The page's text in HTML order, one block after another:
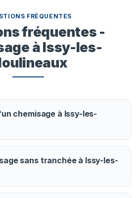
FRÉQUENTES
fréquentes -
à Issy-les-
chemisage à Issy-les-
sans tranchée à Issy-les-